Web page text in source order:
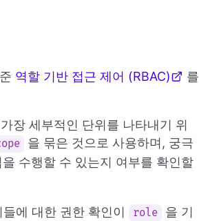
역할 기반 접근 제어 (RBAC)
를
장 세부적인 단위를 나타내기 위
을 묶은 것으로 사용하며, 궁극
수행할 수 있는지 여부를 확인할
에 대한 권한 확인이 role
을 기